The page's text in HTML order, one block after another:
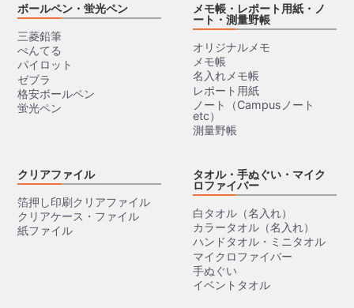
ボールペン・蛍光ペン
三菱鉛筆
ぺんてる
パイロット
ゼブラ
格安ボールペン
蛍光ペン
クリアファイル
箔押し印刷クリアファイル
クリアケース・ファイル
紙ファイル
メモ帳・レポート用紙・ノ
ート・測量野帳
オリジナルメモ
メモ帳
名入れメモ帳
レポート用紙
ノート（Campusノート
etc）
測量野帳
タオル・手ぬぐい・マイク
ロファイバー
白タオル（名入れ）
カラータオル（名入れ）
ハンドタオル・ミニタオル
マイクロファイバー
手ぬぐい
イベントタオル